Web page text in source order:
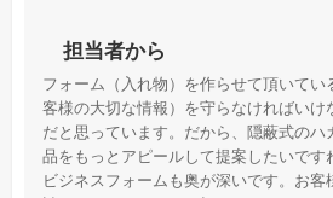
担当者から
フォーム（入れ物）を作らせて頂いて
客様の大切な情報）を守らなければいけ
だと思っています。だから、隠蔽式の
品をもっとアピールして提案したいです
ビジネスフォームも奥が深いです。お客